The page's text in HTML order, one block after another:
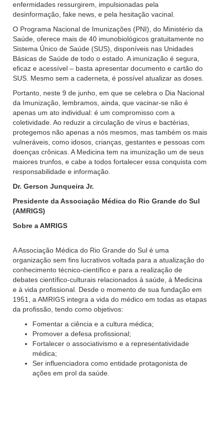
enfermidades ressurgirem, impulsionadas pela
desinformação, fake news, e pela hesitação vacinal.
O Programa Nacional de Imunizações (PNI), do Ministério da
Saúde, oferece mais de 40 imunobiológicos gratuitamente no
Sistema Único de Saúde (SUS), disponíveis nas Unidades
Básicas de Saúde de todo o estado. A imunização é segura,
eficaz e acessível – basta apresentar documento e cartão do
SUS. Mesmo sem a caderneta, é possível atualizar as doses.
Portanto, neste 9 de junho, em que se celebra o Dia Nacional
da Imunização, lembramos, ainda, que vacinar-se não é
apenas um ato individual: é um compromisso com a
coletividade. Ao reduzir a circulação de vírus e bactérias,
protegemos não apenas a nós mesmos, mas também os mais
vulneráveis, como idosos, crianças, gestantes e pessoas com
doenças crônicas. A Medicina tem na imunização um de seus
maiores trunfos, e cabe a todos fortalecer essa conquista com
responsabilidade e informação.
Dr. Gerson Junqueira Jr.
Presidente da Associação Médica do Rio Grande do Sul
(AMRIGS)
Sobre a AMRIGS
A Associação Médica do Rio Grande do Sul é uma
organização sem fins lucrativos voltada para a atualização do
conhecimento técnico-científico e para a realização de
debates científico-culturais relacionados à saúde, à Medicina
e à vida profissional. Desde o momento de sua fundação em
1951, a AMRIGS integra a vida do médico em todas as etapas
da profissão, tendo como objetivos:
Fomentar a ciência e a cultura médica;
Promover a defesa profissional;
Fortalecer o associativismo e a representatividade
médica;
Ser influenciadora como entidade protagonista de
ações em prol da saúde.